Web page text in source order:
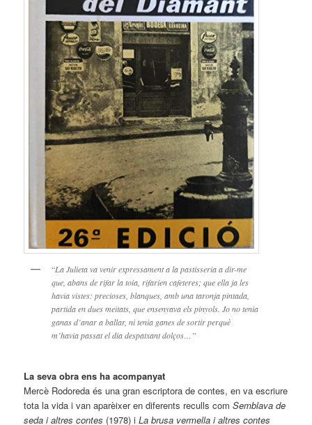
“La Julieta va venir expressament a la pastisseria a dir-me
que, abans de rifar la toia, rifarien cafeteres; que ella ja les
havia vistes: precioses, blanques, amb una taronja pintada,
partida en dues meitats, que ensenyava els pinyols. Jo no tenia
ganas d’anar a ballar, ni tenia ganes de sortir perquè
m’havia passat el dia despatxant dolços…”
La seva obra ens ha acompanyat
Mercè Rodoreda és una gran escriptora de contes, en va escriure
tota la vida i van aparèixer en diferents reculls comSemblava de
seda i altres contes (1978) iLa brusa vermella i altres contes